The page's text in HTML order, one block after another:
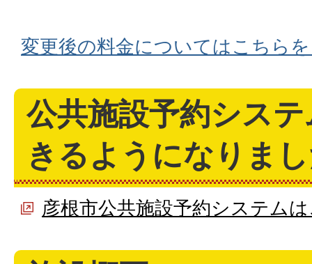
変更後の料金についてはこちら
公共施設予約シス
きるようになりま
彦根市公共施設予約システム